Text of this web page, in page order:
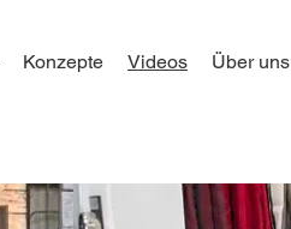
Konzepte Videos Über uns